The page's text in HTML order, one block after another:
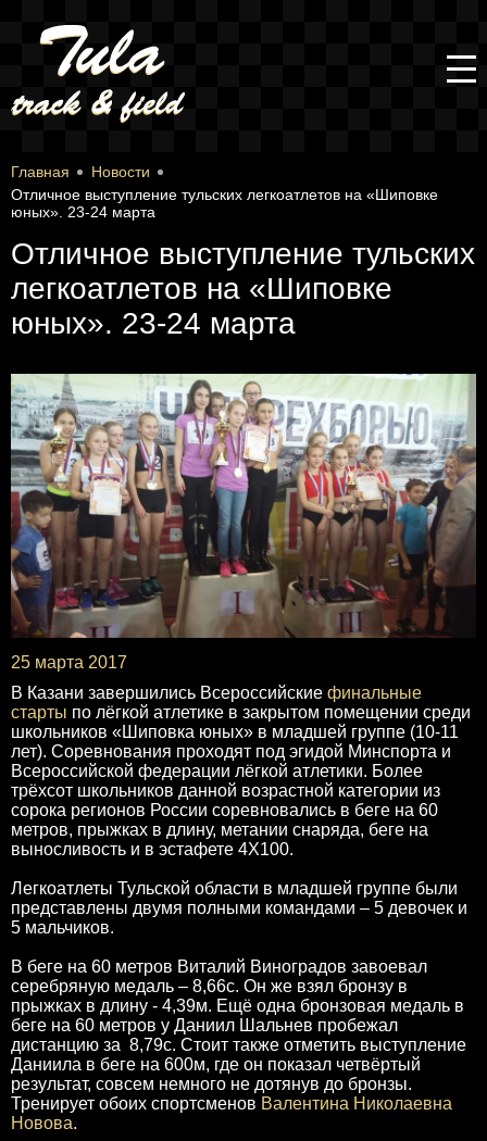
Главная
Новости
Отличное выступление тульских легкоатлетов на «Шиповке
юных». 23-24 марта
Отличное выступление тульских
легкоатлетов на «Шиповке
юных». 23-24 марта
25 марта 2017
В Казани завершились Всероссийские финальные
старты по лёгкой атлетике в закрытом помещении среди
школьников «Шиповка юных» в младшей группе (10-11
лет). Соревнования проходят под эгидой Минспорта и
Всероссийской федерации лёгкой атлетики. Более
трёхсот школьников данной возрастной категории из
сорока регионов России соревновались в беге на 60
метров, прыжках в длину, метании снаряда, беге на
выносливость и в эстафете 4Х100.
Легкоатлеты Тульской области в младшей группе были
представлены двумя полными командами – 5 девочек и
5 мальчиков.
В беге на 60 метров Виталий Виноградов завоевал
серебряную медаль – 8,66с. Он же взял бронзу в
прыжках в длину - 4,39м. Ещё одна бронзовая медаль в
беге на 60 метров у Даниил Шальнев пробежал
дистанцию за 8,79с. Стоит также отметить выступление
Даниила в беге на 600м, где он показал четвёртый
результат, совсем немного не дотянув до бронзы.
Тренирует обоих спортсменов Валентина Николаевна
Новова.